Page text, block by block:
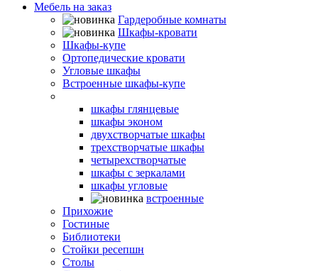
Мебель на заказ
Гардеробные комнаты
Шкафы-кровати
Шкафы-купе
Ортопедические кровати
Угловые шкафы
Встроенные шкафы-купе
шкафы глянцевые
шкафы эконом
двухстворчатые шкафы
трехстворчатые шкафы
четырехстворчатые
шкафы с зеркалами
шкафы угловые
встроенные
Прихожие
Гостиные
Библиотеки
Стойки ресепшн
Столы